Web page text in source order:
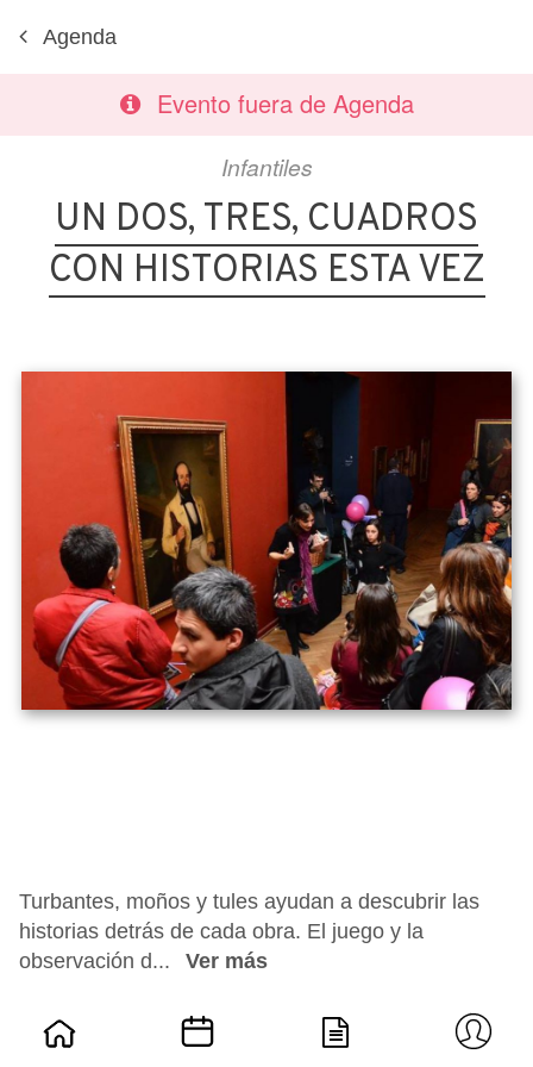
Agenda
Evento fuera de Agenda
Infantiles
UN DOS, TRES, CUADROS
CON HISTORIAS ESTA VEZ
Turbantes, moños y tules ayudan a descubrir las
historias detrás de cada obra. El juego y la
observación d...
Ver más